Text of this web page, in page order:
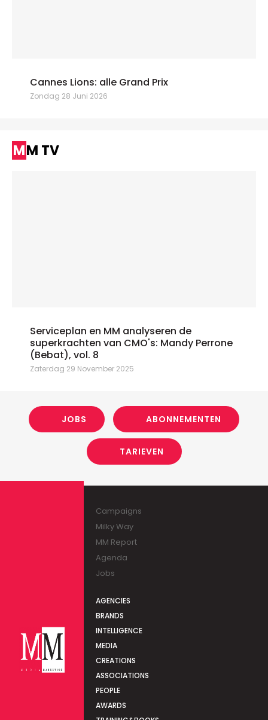
Cannes Lions: alle Grand Prix
Zondag 28 Juni 2026
MM TV
Serviceplan en MM analyseren de
superkrachten van CMO's: Mandy Perrone
(Bebat), vol. 8
Zaterdag 29 November 2025
JOBS ABONNEMENTEN
TARIEVEN
Campaigns
Milky Way
MM Report
Agenda
Jobs
AGENCIES
BRANDS
INTELLIGENCE
MEDIA
CREATIONS
ASSOCIATIONS
PEOPLE
AWARDS